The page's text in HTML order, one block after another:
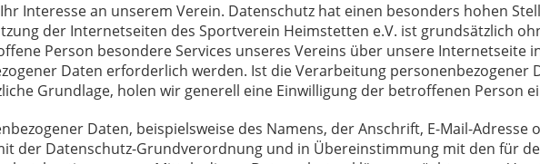
Interesse an unserem Verein. Datenschutz hat einen besonders hohen
der Internetseiten des Sportverein Heimstetten e.V. ist grundsätzlich
Person besondere Services unseres Vereins über unsere Internetseite
Daten erforderlich werden. Ist die Verarbeitung
Grundlage, holen wir generell eine Einwilligung der betroffenen Person
Daten, beispielsweise des Namens, der Anschrift, E-Mail-
der Datenschutz-Grundverordnung und in Übereinstimmung mit den für